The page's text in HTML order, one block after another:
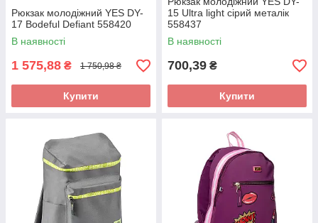
Рюкзак молодіжний YES DY-
17 Bodeful Defiant 558420
В наявності
1 575,88 ₴ 1 750,98 ₴
Купити
15 Ultra light сірий металік
558437
В наявності
700,39 ₴
Купити